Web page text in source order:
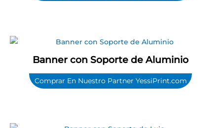
Banner con Soporte de Aluminio
Comprar En Nuestro Partner YessiPrint.com